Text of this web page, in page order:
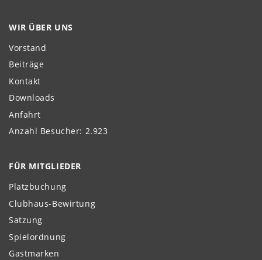
WIR ÜBER UNS
Vorstand
Beiträge
Kontakt
Downloads
Anfahrt
Anzahl Besucher: 2.923
FÜR MITGLIEDER
Platzbuchung
Clubhaus-Bewirtung
Satzung
Spielordnung
Gastmarken